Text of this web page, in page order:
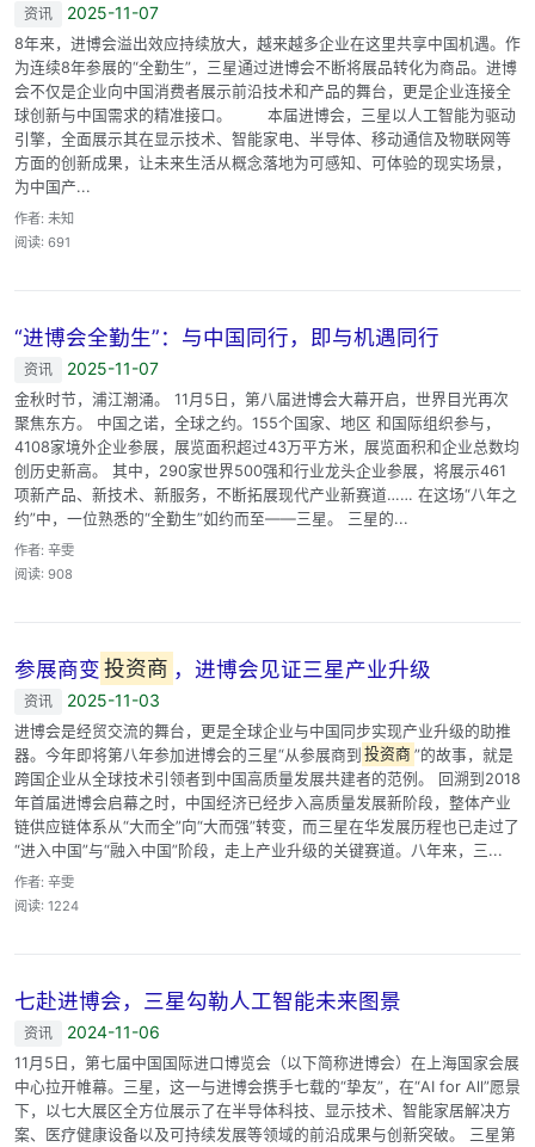
资讯 2025-11-07
8年来，进博会溢出效应持续放大，越来越多企业在这里共享中国机遇。作
为连续8年参展的“全勤生”，三星通过进博会不断将展品转化为商品。进博
会不仅是企业向中国消费者展示前沿技术和产品的舞台，更是企业连接全
球创新与中国需求的精准接口。 本届进博会，三星以人工智能为驱动
引擎，全面展示其在显示技术、智能家电、半导体、移动通信及物联网等
方面的创新成果，让未来生活从概念落地为可感知、可体验的现实场景，
为中国产...
作者: 未知
阅读: 691
“进博会全勤生”：与中国同行，即与机遇同行
资讯 2025-11-07
金秋时节，浦江潮涌。 11月5日，第八届进博会大幕开启，世界目光再次
聚焦东方。 中国之诺，全球之约。155个国家、地区 和国际组织参与，
4108家境外企业参展，展览面积超过43万平方米，展览面积和企业总数均
创历史新高。 其中，290家世界500强和行业龙头企业参展，将展示461
项新产品、新技术、新服务，不断拓展现代产业新赛道…… 在这场“八年之
约”中，一位熟悉的“全勤生”如约而至——三星。 三星的...
作者: 辛雯
阅读: 908
参展商变 投资商 ，进博会见证三星产业升级
资讯 2025-11-03
进博会是经贸交流的舞台，更是全球企业与中国同步实现产业升级的助推
器。今年即将第八年参加进博会的三星“从参展商到 投资商 ”的故事，就是
跨国企业从全球技术引领者到中国高质量发展共建者的范例。 回溯到2018
年首届进博会启幕之时，中国经济已经步入高质量发展新阶段，整体产业
链供应链体系从“大而全”向“大而强”转变，而三星在华发展历程也已走过了
“进入中国”与“融入中国”阶段，走上产业升级的关键赛道。八年来，三...
作者: 辛雯
阅读: 1224
七赴进博会，三星勾勒人工智能未来图景
资讯 2024-11-06
11月5日，第七届中国国际进口博览会（以下简称进博会）在上海国家会展
中心拉开帷幕。三星，这一与进博会携手七载的“挚友”，在“AI for All”愿景
下，以七大展区全方位展示了在半导体科技、显示技术、智能家居解决方
案、医疗健康设备以及可持续发展等领域的前沿成果与创新突破。 三星第